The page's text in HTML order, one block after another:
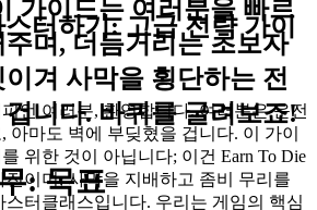
가이드는 여러분을 빠르
며, 더듬거리는 초보자
겨 사막을 횡단하는 전
니다. 바퀴를 굴려보죠!
: 목표
터하기: 고급 전략 가이
언 여러분, 환영합니다. 여러분은 운전
아마도 벽에 부딪혔을 겁니다. 이 가이
위한 것이 아닙니다; 이건 Earn To Die
이며, 사막을 지배하고 좀비 무리를
스터클래스입니다. 우리는 게임의 핵심